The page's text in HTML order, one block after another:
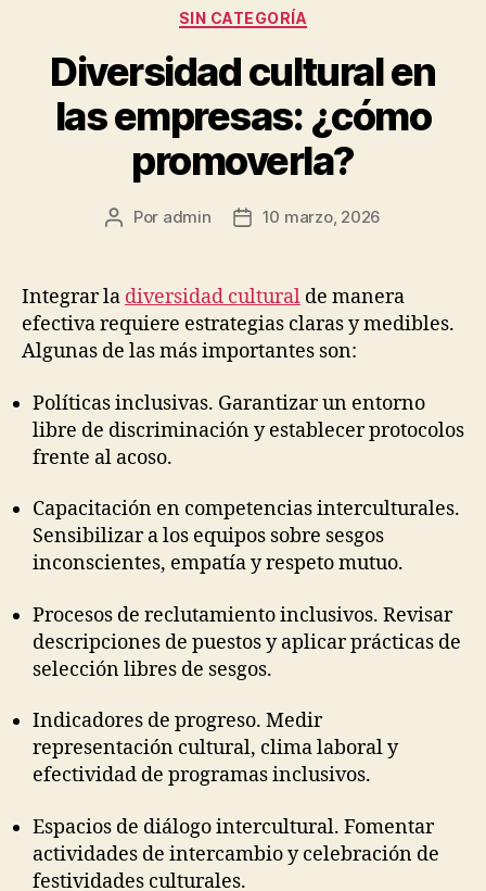
Categorías
SIN CATEGORÍA
Diversidad cultural en
las empresas: ¿cómo
promoverla?
Autor
publicación
Por admin
Fecha
publicación
10 marzo, 2026
Integrar la diversidad cultural de manera
efectiva requiere estrategias claras y medibles.
Algunas de las más importantes son:
Políticas inclusivas. Garantizar un entorno
libre de discriminación y establecer protocolos
frente al acoso.
Capacitación en competencias interculturales.
Sensibilizar a los equipos sobre sesgos
inconscientes, empatía y respeto mutuo.
Procesos de reclutamiento inclusivos. Revisar
descripciones de puestos y aplicar prácticas de
selección libres de sesgos.
Indicadores de progreso. Medir
representación cultural, clima laboral y
efectividad de programas inclusivos.
Espacios de diálogo intercultural. Fomentar
actividades de intercambio y celebración de
festividades culturales.